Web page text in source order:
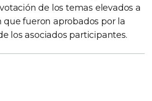
de los temas elevados a
que fueron aprobados por la
los asociados participantes.